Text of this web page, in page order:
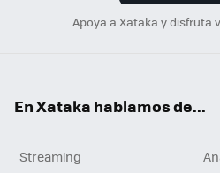
Apoya a Xataka y disfruta
En Xataka hablamos de...
Streaming